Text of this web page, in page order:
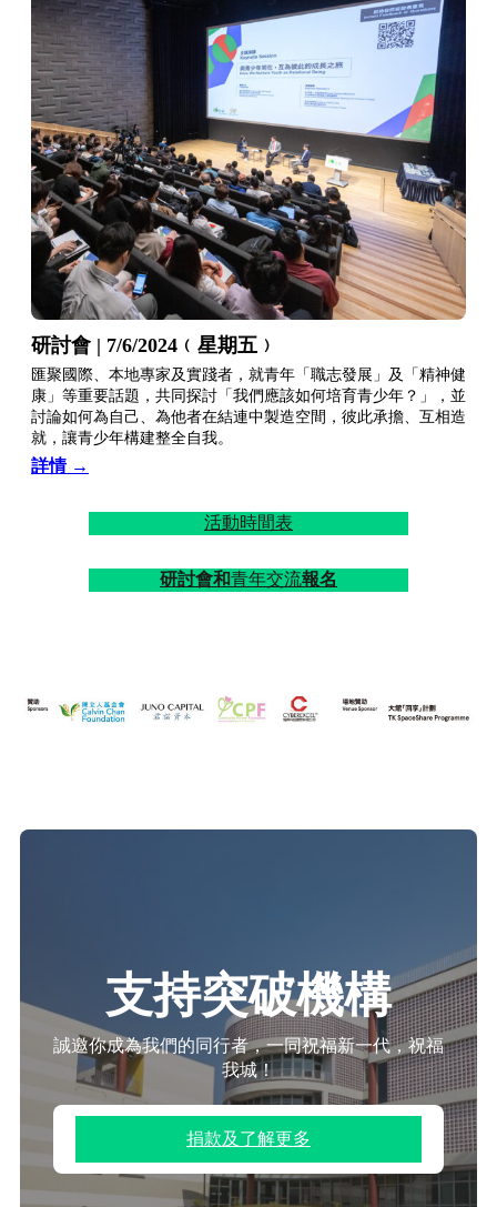
研討會 | 7/6/2024﹙星期五﹚
匯聚國際、本地專家及實踐者，就青年「職志發展」及「精神健
康」等重要話題，共同探討「我們應該如何培育青少年？」，並
討論如何為自己、為他者在結連中製造空間，彼此承擔、互相造
就，讓青少年構建整全自我。
詳情 →
活動時間表
研討會和青年交流報名
支持突破機構
誠邀你成為我們的同行者，一同祝福新一代，祝福
我城！
捐款及了解更多